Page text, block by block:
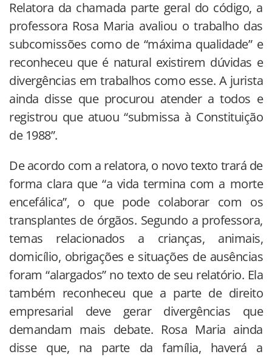
Relatora da chamada parte geral do código, a
professora Rosa Maria avaliou o trabalho das
subcomissões como de “máxima qualidade” e
reconheceu que é natural existirem dúvidas e
divergências em trabalhos como esse. A jurista
ainda disse que procurou atender a todos e
registrou que atuou “submissa à Constituição
de 1988”.
De acordo com a relatora, o novo texto trará de
forma clara que “a vida termina com a morte
encefálica”, o que pode colaborar com os
transplantes de órgãos. Segundo a professora,
temas relacionados a crianças, animais,
domicílio, obrigações e situações de ausências
foram “alargados” no texto de seu relatório. Ela
também reconheceu que a parte de direito
empresarial deve gerar divergências que
demandam mais debate. Rosa Maria ainda
disse que, na parte da família, haverá a